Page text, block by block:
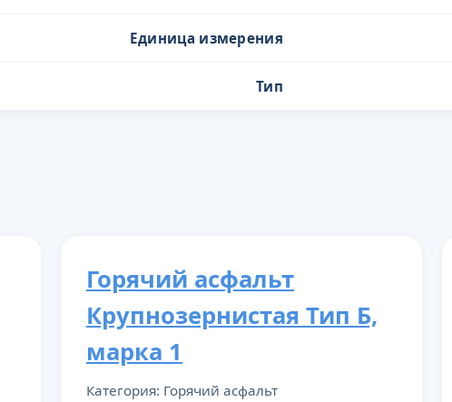
Единица измерения
Тип
Горячий асфальт
Крупнозернистая Тип Б,
марка 1
Категория: Горячий асфальт